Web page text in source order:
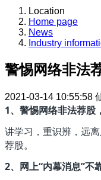
Location
Home page
News
Industry
警惕网络非法
2021-03-14 10:55:58
1、警惕网络非法荐股
讲学习，重识辨，远离
荐股。
2、网上“内幕消息”不